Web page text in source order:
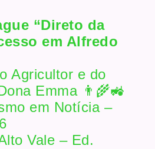
“Direto da
em Alfredo
Agricultor e do
Emma 👨‍🌾🚜
em Notícia –
Vale – Ed.